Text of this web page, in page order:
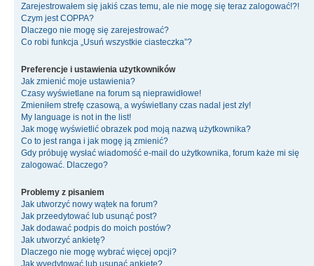
Zarejestrowałem się jakiś czas temu, ale nie mogę się teraz zalogować!?!
Czym jest COPPA?
Dlaczego nie mogę się zarejestrować?
Co robi funkcja „Usuń wszystkie ciasteczka”?
Preferencje i ustawienia użytkowników
Jak zmienić moje ustawienia?
Czasy wyświetlane na forum są nieprawidłowe!
Zmieniłem strefę czasową, a wyświetlany czas nadal jest zły!
My language is not in the list!
Jak mogę wyświetlić obrazek pod moją nazwą użytkownika?
Co to jest ranga i jak mogę ją zmienić?
Gdy próbuję wysłać wiadomość e-mail do użytkownika, forum każe mi się
zalogować. Dlaczego?
Problemy z pisaniem
Jak utworzyć nowy wątek na forum?
Jak przeedytować lub usunąć post?
Jak dodawać podpis do moich postów?
Jak utworzyć ankietę?
Dlaczego nie mogę wybrać więcej opcji?
Jak wyedytować lub usunąć ankietę?